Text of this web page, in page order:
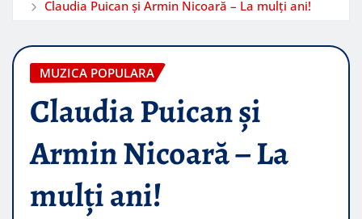
Claudia Puican și Armin Nicoară – La mulți ani!
MUZICA POPULARA
Claudia Puican și
Armin Nicoară – La
mulți ani!